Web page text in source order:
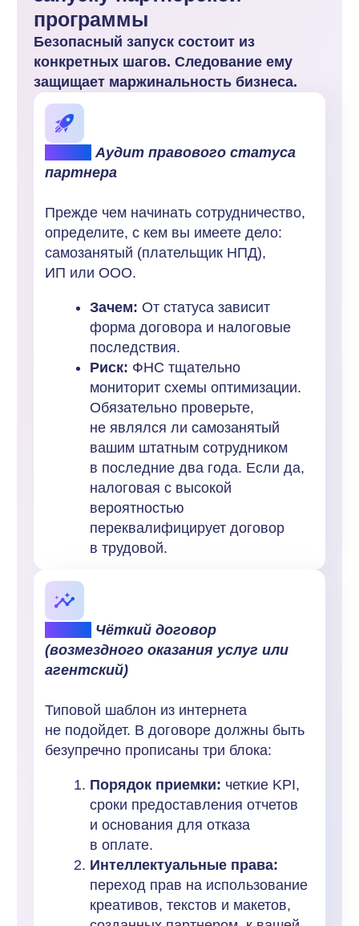
запрет партнеру
на переманивание вашей
клиентской базы и сотрудников,
а также штрафные санкции
за разглашение условий
сотрудничества.
Шаг 3.Четкое распределение
обязанностей по маркировке
рекламы (ОРД)
какая сторона регистрирует креатив
в ОРД, получает токен (erid) и передает
данные о статистике.
Зачем: Исключить ситуацию,
Риск:Штраф по ст. 14.3
КоАП РФ для юридических лиц
000 рублей за каждое
нерастаможенное рекламное
сообщение.
и закрывающие документы
Настройте процесс так, чтобы каждый
выполненных работ (или отчетом
агента), в котором детализирован
результат (количество лидов, ссылки,
Зачем:
доказательство экономической
обоснованности расходов для
налоговой инспекции.
Риск:
Списание расходов без
первичных документов
надлежащей формы приведет
к доначислению налога
Шаг 5.Актуализация Политики
на сайте
Убедитесь, что на вашем сайте есть
корректная оферта и политика
обработки персональных данных,
конечных потребителей
(Роспотребнадзор), которые
пришли по партнерской ссылке